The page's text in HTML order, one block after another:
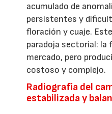
acumulado de
persistentes y
floración y cuaje.
paradoja sectorial: la
mercado, pero
costoso y complejo.
Radiografía del
estabilizada y